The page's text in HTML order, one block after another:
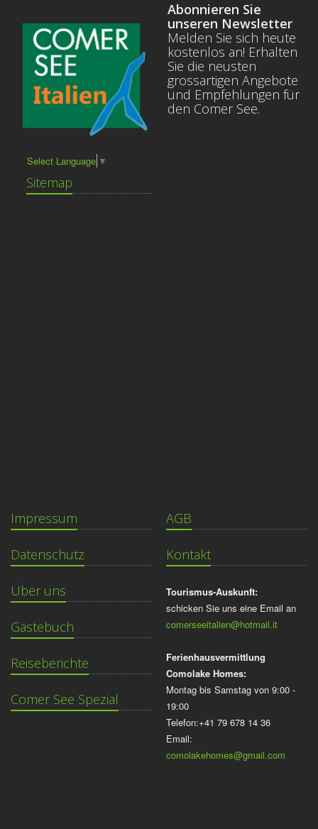
Select Language ▼
Sitemap
Abonnieren Sie
unseren Newsletter
Melden Sie sich heute
kostenlos an! Erhalten
Sie die neusten
grossartigen Angebote
und Empfehlungen für
den Comer See.
Impressum
Datenschutz
Über uns
Gästebuch
Reiseberichte
Comer See Spezial
AGB
Kontakt
Tourismus-Auskunft:
schicken Sie uns eine Email an
comerseeitalien@hotmail.it
Ferienhausvermittlung
Comolake Homes:
Montag bis Samstag von 9:00 -
19:00
Telefon:+41 79 678 14 36
Email:
comolakehomes@gmail.com